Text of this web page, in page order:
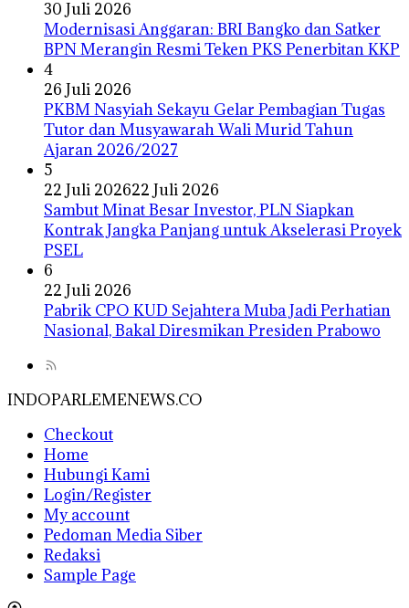
30 Juli 2026
Modernisasi Anggaran: BRI Bangko dan Satker
BPN Merangin Resmi Teken PKS Penerbitan KKP
4
26 Juli 2026
PKBM Nasyiah Sekayu Gelar Pembagian Tugas
Tutor dan Musyawarah Wali Murid Tahun
Ajaran 2026/2027
5
22 Juli 202622 Juli 2026
Sambut Minat Besar Investor, PLN Siapkan
Kontrak Jangka Panjang untuk Akselerasi Proyek
PSEL
6
22 Juli 2026
Pabrik CPO KUD Sejahtera Muba Jadi Perhatian
Nasional, Bakal Diresmikan Presiden Prabowo
INDOPARLEMENEWS.CO
Checkout
Home
Hubungi Kami
Login/Register
My account
Pedoman Media Siber
Redaksi
Sample Page